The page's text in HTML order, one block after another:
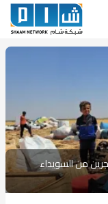
من السويداء